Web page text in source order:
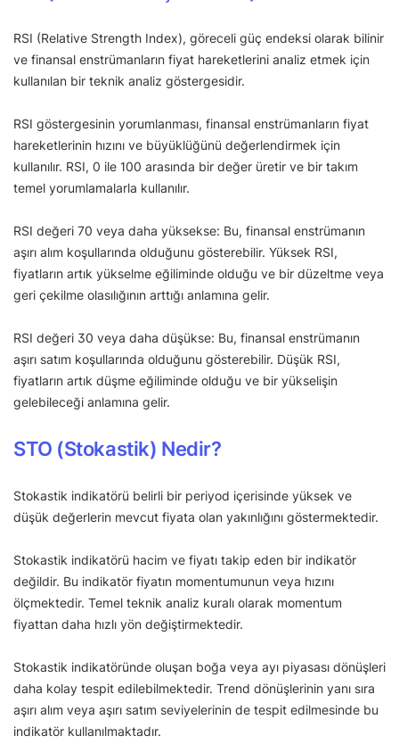
RSI (Relative Strength Index), göreceli güç endeksi olarak bilinir
ve finansal enstrümanların fiyat hareketlerini analiz etmek için
kullanılan bir teknik analiz göstergesidir.
RSI göstergesinin yorumlanması, finansal enstrümanların fiyat
hareketlerinin hızını ve büyüklüğünü değerlendirmek için
kullanılır. RSI, 0 ile 100 arasında bir değer üretir ve bir takım
temel yorumlamalarla kullanılır.
RSI değeri 70 veya daha yüksekse: Bu, finansal enstrümanın
aşırı alım koşullarında olduğunu gösterebilir. Yüksek RSI,
fiyatların artık yükselme eğiliminde olduğu ve bir düzeltme veya
geri çekilme olasılığının arttığı anlamına gelir.
RSI değeri 30 veya daha düşükse: Bu, finansal enstrümanın
aşırı satım koşullarında olduğunu gösterebilir. Düşük RSI,
fiyatların artık düşme eğiliminde olduğu ve bir yükselişin
gelebileceği anlamına gelir.
STO (Stokastik) Nedir?
Stokastik indikatörü belirli bir periyod içerisinde yüksek ve
düşük değerlerin mevcut fiyata olan yakınlığını göstermektedir.
Stokastik indikatörü hacim ve fiyatı takip eden bir indikatör
değildir. Bu indikatör fiyatın momentumunun veya hızını
ölçmektedir. Temel teknik analiz kuralı olarak momentum
fiyattan daha hızlı yön değiştirmektedir.
Stokastik indikatöründe oluşan boğa veya ayı piyasası dönüşleri
daha kolay tespit edilebilmektedir. Trend dönüşlerinin yanı sıra
aşırı alım veya aşırı satım seviyelerinin de tespit edilmesinde bu
indikatör kullanılmaktadır.